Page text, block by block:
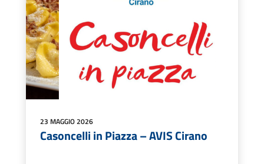
23 MAGGIO 2026
Casoncelli in Piazza – AVIS Cirano